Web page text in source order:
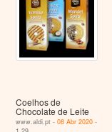
Coelhos de
Chocolate de Leite
www.aldi.pt -08 Abr 2020 -